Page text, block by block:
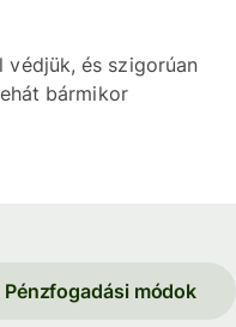
védjük, és szigorúan
bármikor
Pénzfogadási módok